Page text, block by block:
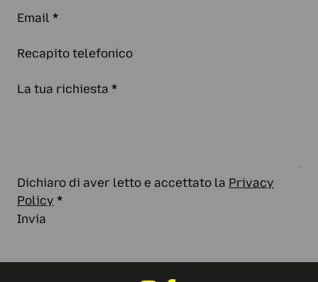
Email *
Recapito telefonico
La tua richiesta *
Dichiaro di aver letto e accettato la Privacy
Policy *
Invia